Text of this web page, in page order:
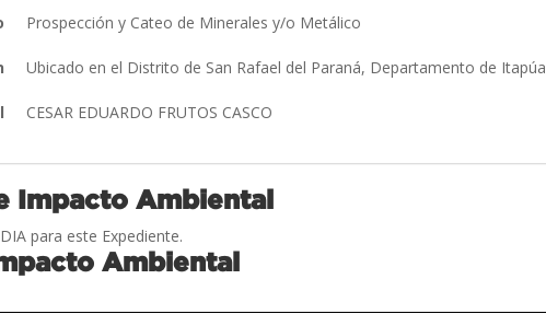
Prospección y Cateo de Minerales y/o Metálico
Ubicado en el Distrito de San Rafael del Paraná, Departamento de Itapúa
CESAR EDUARDO FRUTOS CASCO
Impacto Ambiental
para este Expediente.
Ambiental